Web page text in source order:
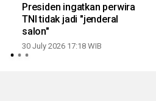
Presiden ingatkan perwira
TNI tidak jadi "jenderal
salon"
30 July 2026 17:18 WIB